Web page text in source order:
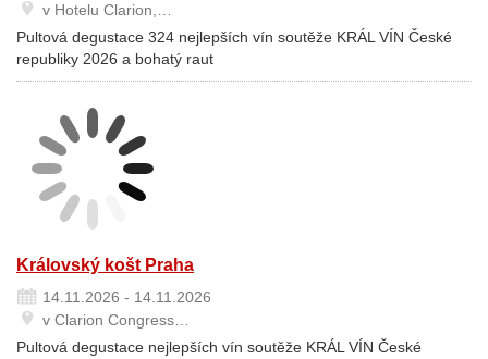
v Hotelu Clarion,…
Pultová degustace 324 nejlepších vín soutěže KRÁL VÍN České
republiky 2026 a bohatý raut
Královský košt Praha
14.11.2026 - 14.11.2026
v Clarion Congress…
Pultová degustace nejlepších vín soutěže KRÁL VÍN České